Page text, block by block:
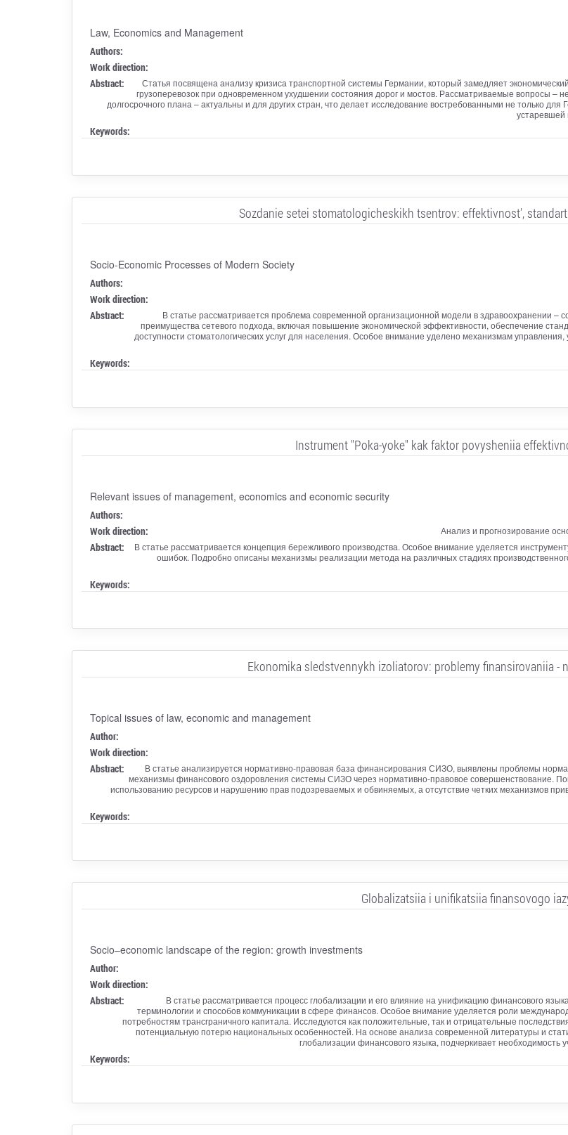
Law, Economics and Management
Authors:
Work direction:
Abstract:
Статья посвящена анализу кризиса транспортной системы Германии, который замедляет
грузоперевозок при одновременном ухудшении состояния дорог и мостов. Рассматриваемые вопросы –
долгосрочного плана – актуальны и для других стран, что делает исследование востребованными не только
устаревшей
Keywords:
Sozdanie setei stomatologicheskikh tsentrov: effektivnost',
Socio-Economic Processes of Modern Society
Authors:
Work direction:
Abstract:
В статье рассматривается проблема современной организационной модели в здравоохранении –
преимущества сетевого подхода, включая повышение экономической эффективности, обеспечение
доступности стоматологических услуг для населения. Особое внимание уделено механизмам
Keywords:
Instrument "Poka-yoke" kak faktor povysheniia
Relevant issues of management, economics and economic security
Authors:
Work direction: Анализ и прогнозирование
Abstract:
В статье рассматривается концепция бережливого производства. Особое внимание уделяется
ошибок. Подробно описаны механизмы реализации метода на различных стадиях
Keywords:
Ekonomika sledstvennykh izoliatorov: problemy finansirovaniia -
Topical issues of law, economic and management
Author:
Work direction:
Abstract:
В статье анализируется нормативно-правовая база финансирования СИЗО, выявлены проблемы
механизмы финансового оздоровления системы СИЗО через нормативно-правовое совершенствование.
использованию ресурсов и нарушению прав подозреваемых и обвиняемых, а отсутствие четких механизмов
Keywords:
Globalizatsiia i unifikatsiia finansovogo
Socio–economic landscape of the region: growth investments
Author:
Work direction:
Abstract:
В статье рассматривается процесс глобализации и его влияние на унификацию финансового
терминологии и способов коммуникации в сфере финансов. Особое внимание уделяется роли
потребностям трансграничного капитала. Исследуются как положительные, так и отрицательные
потенциальную потерю национальных особенностей. На основе анализа современной литературы и
глобализации финансового языка, подчеркивает необходимость
Keywords: